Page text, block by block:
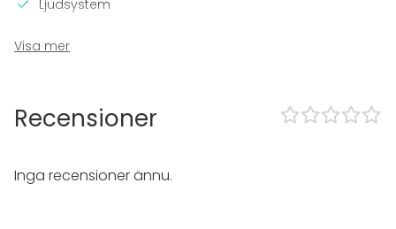
Ljudsystem
Utrustning
Fest
Spa / relax / bastu
Visa mer
Recensioner
Inga recensioner ännu.